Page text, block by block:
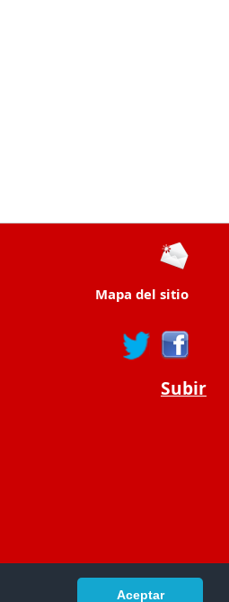
Aceptar
Mapa del sitio
Subir